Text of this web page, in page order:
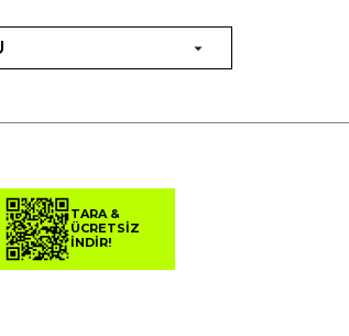
TARA &
ÜCRETSİZ
İNDİR!